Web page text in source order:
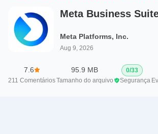
Meta Business
Meta Platforms, Inc.
Aug 9, 2026
7.6
211 Comentários
95.9 MB
Tamanho do arquivo
0/33
Segurança